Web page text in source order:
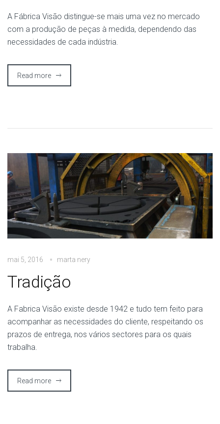
A Fábrica Visão distingue-se mais uma vez no mercado
com a produção de peças à medida, dependendo das
necessidades de cada indústria.
Read more
mai 5, 2016 marta nery
Tradição
A Fabrica Visão existe desde 1942 e tudo tem feito para
acompanhar as necessidades do cliente, respeitando os
prazos de entrega, nos vários sectores para os quais
trabalha.
Read more